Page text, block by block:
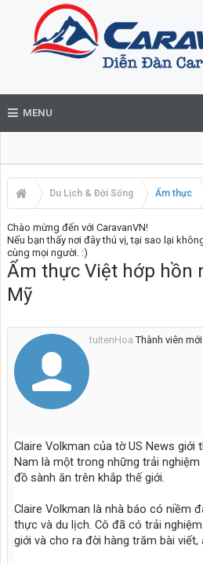
MENU
Du Lịch & Đời Sống Ẩm thực
Chào mừng đến với CaravanVN!
Nếu bạn thấy nơi đây thú vị, tại sao lại
cùng mọi người. :)
Ẩm thực Việt hớp hồn
Mỹ
tuitenHoa Thành viên mới
Claire Volkman của tờ US News
Nam là một trong những trải
đồ sành ăn trên khắp thế giới.
Claire Volkman là nhà báo có niềm
thực và du lịch. Cô đã có trải
giới và cho ra đời hàng trăm bài